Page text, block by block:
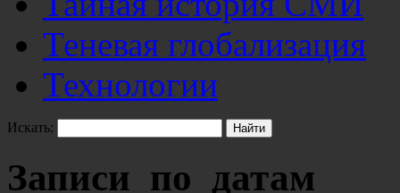
Теневая глобализация
Технологии
Искать:
Записи по датам